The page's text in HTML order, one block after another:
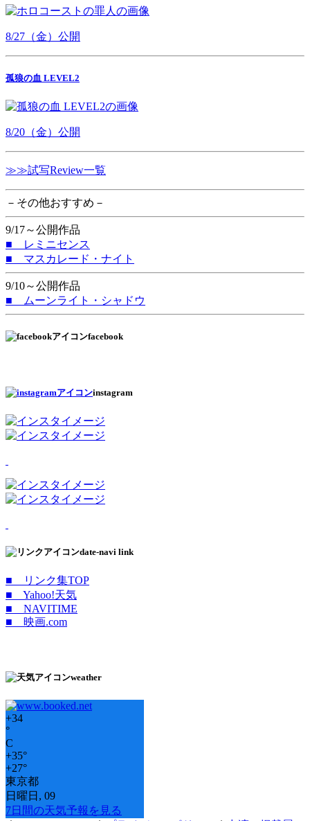
8/27（金）公開
孤狼の血 LEVEL2
8/20（金）公開
≫≫試写Review一覧
－その他おすすめ－
9/17～公開作品
■ レミニセンス
■ マスカレード・ナイト
9/10～公開作品
■ ムーンライト・シャドウ
facebook
instagram
date-navi link
■ リンク集TOP
■ Yahoo!天気
■ NAVITIME
■ 映画.com
weather
+34
°
C
+35°
+27°
東京都
日曜日, 09
7日間の天気予報を見る